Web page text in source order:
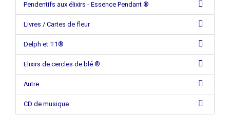
Pendentifs aux élixirs - Essence Pendant ®
Livres / Cartes de fleur
Delph et T1®
Elixirs de cercles de blé ®
Autre
CD de musique